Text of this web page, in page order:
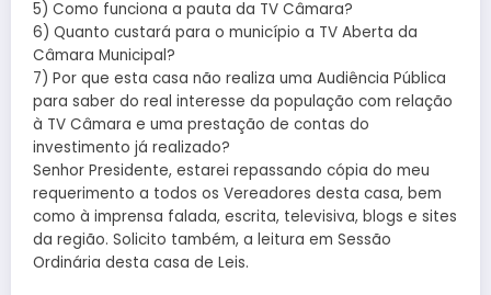
5) Como funciona a pauta da TV Câmara?
6) Quanto custará para o município a TV Aberta da
Câmara Municipal?
7) Por que esta casa não realiza uma Audiência Pública
para saber do real interesse da população com relação
à TV Câmara e uma prestação de contas do
investimento já realizado?
Senhor Presidente, estarei repassando cópia do meu
requerimento a todos os Vereadores desta casa, bem
como à imprensa falada, escrita, televisiva, blogs e sites
da região. Solicito também, a leitura em Sessão
Ordinária desta casa de Leis.